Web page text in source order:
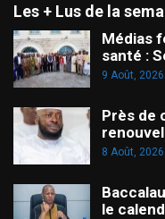
Les + Lus de la
Médias
santé :
9 Août, 2026
Près de
8 Août, 2026
le